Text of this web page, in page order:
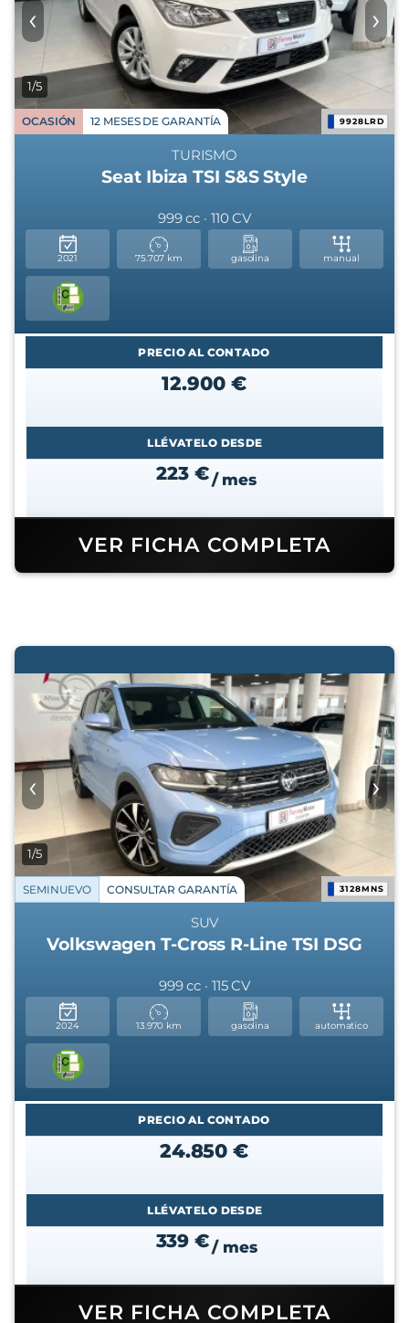
‹ ›
1/5
OCASIÓN 12 MESES DE GARANTÍA 9928LRD
TURISMO
Seat Ibiza TSI S&S Style
999 cc · 110 CV
2021 75.707 km gasolina manual
PRECIO AL CONTADO
12.900 €
LLÉVATELO DESDE
223 €/ mes
VER FICHA COMPLETA
‹ ›
1/5
SEMINUEVO CONSULTAR GARANTÍA 3128MNS
SUV
Volkswagen T-Cross R-Line TSI DSG
999 cc · 115 CV
2024 13.970 km gasolina automatico
PRECIO AL CONTADO
24.850 €
LLÉVATELO DESDE
339 €/ mes
VER FICHA COMPLETA